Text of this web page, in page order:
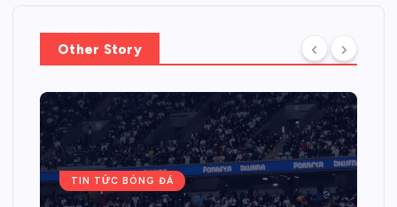
Other Story
TIN TỨC BÓNG ĐÁ